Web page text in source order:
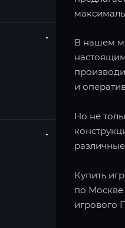
В нашем
и
Но не
Купить
по Москве
игрового